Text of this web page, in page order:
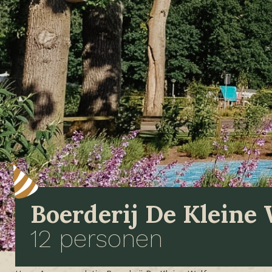
Boerderij De Kleine
12 personen